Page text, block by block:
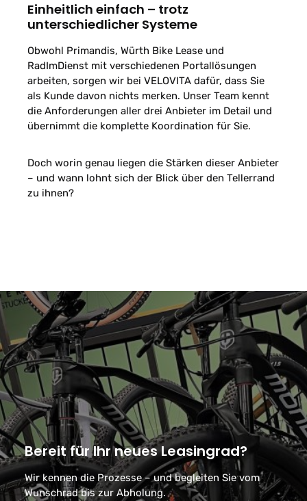
Einheitlich einfach – trotz
unterschiedlicher Systeme
Obwohl Primandis, Würth Bike Lease und
RadImDienst mit verschiedenen Portallösungen
arbeiten, sorgen wir bei VELOVITA dafür, dass Sie
als Kunde davon nichts merken. Unser Team kennt
die Anforderungen aller drei Anbieter im Detail und
übernimmt die komplette Koordination für Sie.
Doch worin genau liegen die Stärken dieser Anbieter
– und wann lohnt sich der Blick über den Tellerrand
zu ihnen?
Bereit für Ihr neues Leasingrad?
Wir kennen die Prozesse – und begleiten Sie vom
Wunschrad bis zur Abholung.